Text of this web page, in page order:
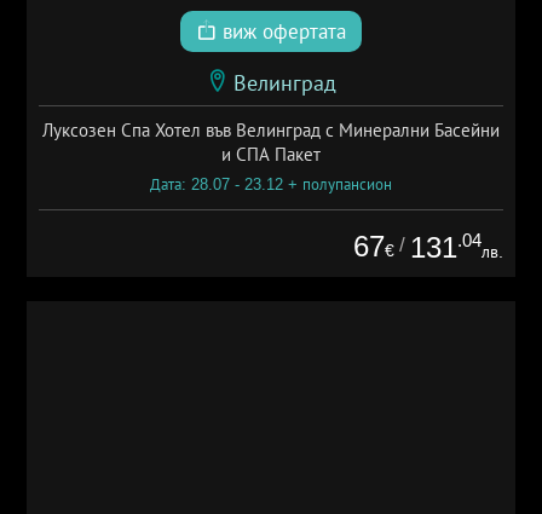
виж офертата
Велинград
Луксозен Спа Хотел във Велинград с Минерални Басейни
и СПА Пакет
Дата: 28.07 - 23.12 + полупансион
67€ / 131.04
лв.